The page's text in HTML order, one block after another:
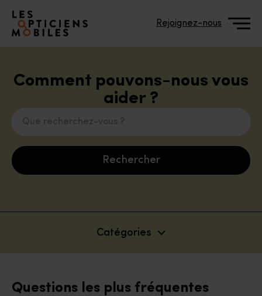
Accéder à notre page d'accueil
Rejoignez-nous
Comment pouvons-nous vous
aider ?
Rechercher
Catégories
Les Opticiens Mobiles et
Parcours de soin et
Questions les plus fréquentes